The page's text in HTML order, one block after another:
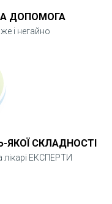
ДОПОМОГА
і негайно
ЯКОЇ СКЛАДНОСТІ
лікарі ЕКСПЕРТИ